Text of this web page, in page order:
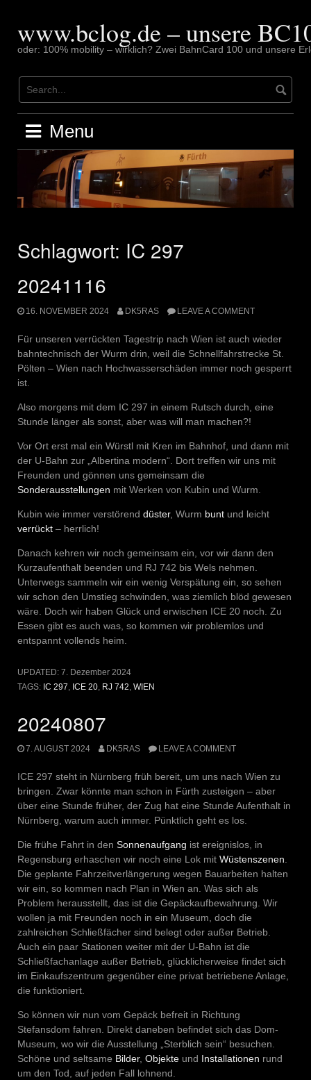
contentwww.bclog.de – unsere
oder: 100% mobility – wirklich? Zwei BahnCard 100 und unsere
Menu
Schlagwort: IC 297
20241116
16. NOVEMBER 2024 DK5RAS LEAVE A COMMENT
Für unseren verrückten Tagestrip nach Wien ist auch wieder
bahntechnisch der Wurm drin, weil die Schnellfahrstrecke St.
Pölten – Wien nach Hochwasserschäden immer noch gesperrt
ist.
Also morgens mit dem IC 297 in einem Rutsch durch, eine
Stunde länger als sonst, aber was will man machen?!
Vor Ort erst mal ein Würstl mit Kren im Bahnhof, und dann mit
der U-Bahn zur „Albertina modern“. Dort treffen wir uns mit
Freunden und gönnen uns gemeinsam die
Sonderausstellungen mit Werken von Kubin und Wurm.
Kubin wie immer verstörend düster, Wurm bunt und leicht
verrückt – herrlich!
Danach kehren wir noch gemeinsam ein, vor wir dann den
Kurzaufenthalt beenden und RJ 742 bis Wels nehmen.
Unterwegs sammeln wir ein wenig Verspätung ein, so sehen
wir schon den Umstieg schwinden, was ziemlich blöd gewesen
wäre. Doch wir haben Glück und erwischen ICE 20 noch. Zu
Essen gibt es auch was, so kommen wir problemlos und
entspannt vollends heim.
UPDATED: 7. Dezember 2024
TAGS: IC 297 ICE 20 RJ 742 WIEN
20240807
7. AUGUST 2024 DK5RAS LEAVE A COMMENT
ICE 297 steht in Nürnberg früh bereit, um uns nach Wien zu
bringen. Zwar könnte man schon in Fürth zusteigen – aber
über eine Stunde früher, der Zug hat eine Stunde Aufenthalt in
Nürnberg, warum auch immer. Pünktlich geht es los.
Die frühe Fahrt in den Sonnenaufgang ist ereignislos, in
Regensburg erhaschen wir noch eine Lok mit Wüstenszenen
Die geplante Fahrzeitverlängerung wegen Bauarbeiten halten
wir ein, so kommen nach Plan in Wien an. Was sich als
Problem herausstellt, das ist die Gepäckaufbewahrung. Wir
wollen ja mit Freunden noch in ein Museum, doch die
zahlreichen Schließfächer sind belegt oder außer Betrieb.
Auch ein paar Stationen weiter mit der U-Bahn ist die
Schließfachanlage außer Betrieb, glücklicherweise findet sich
im Einkaufszentrum gegenüber eine privat betriebene Anlage,
die funktioniert.
So können wir nun vom Gepäck befreit in Richtung
Stefansdom fahren. Direkt daneben befindet sich das Dom-
Museum, wo wir die Ausstellung „Sterblich sein“ besuchen.
Schöne und seltsame Bilder, Objekte und Installationen rund
um den Tod, auf jeden Fall lohnend.